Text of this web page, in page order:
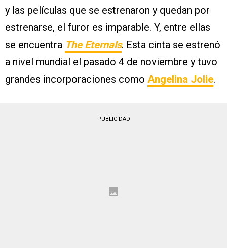
y las películas que se estrenaron y quedan por
estrenarse, el furor es imparable. Y, entre ellas
se encuentra The Eternals. Esta cinta se estrenó
a nivel mundial el pasado 4 de noviembre y tuvo
grandes incorporaciones como Angelina Jolie.
PUBLICIDAD